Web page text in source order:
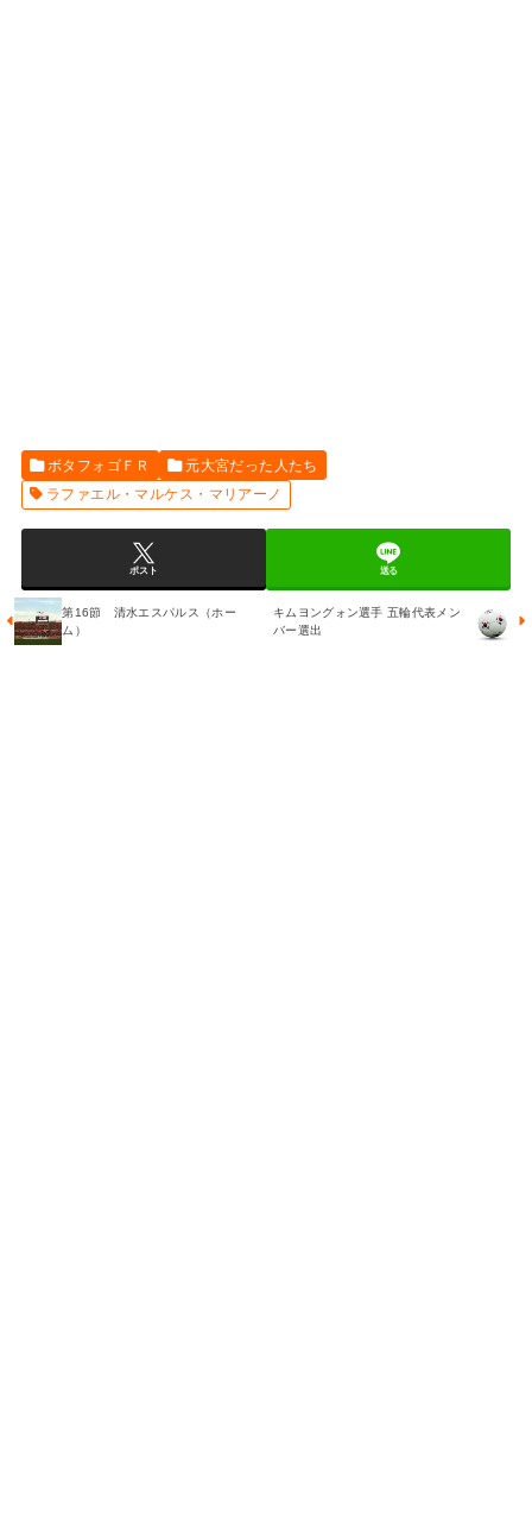
ボタフォゴＦＲ
元大宮だった人たち
ラファエル・マルケス・マリアーノ
ポスト 送る
第16節 清水エスパルス（ホー
ム）
キムヨングォン選手 五輪代表メン
バー選出